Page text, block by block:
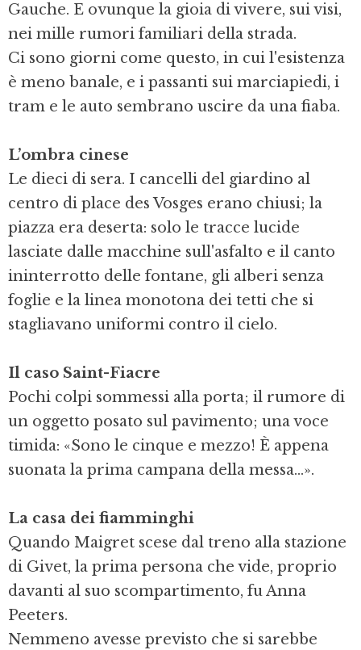
Gauche. E ovunque la gioia di vivere, sui visi,
nei mille ru­mo­ri familiari della strada.
Ci sono giorni come questo, in cui l'esistenza
è meno banale, e i passanti sui marciapiedi, i
tram e le auto sembrano uscire da una fiaba.
L’ombra cinese
Le dieci di sera. I cancelli del giardino al
centro di place des Vosges erano chiusi; la
piazza era deserta: solo le tracce lucide
lasciate dalle macchine sull'asfalto e il canto
ininterrotto delle fontane, gli alberi senza
foglie e la linea monotona dei tetti che si
stagliavano uniformi contro il cielo.
Il caso Saint-Fiacre
Pochi colpi sommessi alla porta; il rumore di
un oggetto posato sul pavi­mento; una voce
timida: «Sono le cinque e mezzo! È appena
suonata la prima campana della messa...».
La casa dei fiamminghi
Quando Maigret scese dal treno alla stazione
di Givet, la prima persona che vide, proprio
davanti al suo scompartimento, fu Anna
Peeters.
Nemmeno avesse previsto che si sarebbe